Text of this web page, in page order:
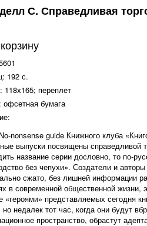
С. Справедливая
192 с.
118х165; переплет
офсетная бумага
nonsense guide Книжного клуба
выпуски посвящены справедливой
название серии дословно, то по-
без чепухи». Создатели и
сжато, без лишней информации
в современной общественной жизни,
«героями» представляемых сегодня
но недалек тот час, когда они будут
пространство, обрастут